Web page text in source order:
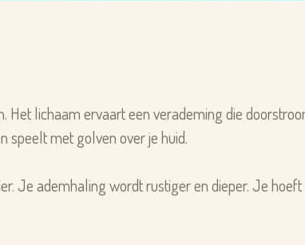
lichaam ervaart een verademing die
speelt met golven over je huid.
ademhaling wordt rustiger en dieper. Je